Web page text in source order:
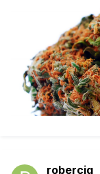
robercig